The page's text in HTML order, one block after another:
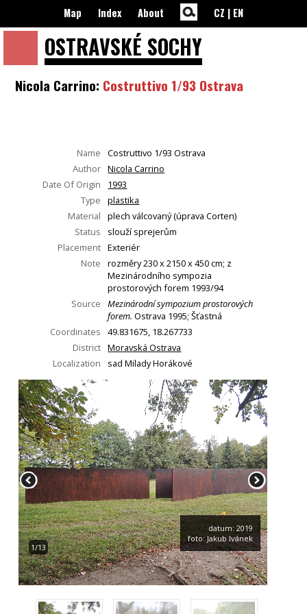
OSTRAVSKÉ SOCHY
Map Index About CZ | EN
Nicola Carrino: Costruttivo 1/93 Ostrava
Name
Costruttivo 1/93 Ostrava
Author Nicola Carrino
Date Of Origin
1993
Type
plastika
Material
plech válcovaný (úprava Corten)
Status
slouží sprejerům
Placement Exteriér
Note
rozměry 230 x 2150 x 450 cm; z
Mezinárodního sympozia
prostorových forem 1993/94
Source
Mezinárodní sympozium prostorových
forem. Ostrava 1995; Šťastná
Coordinates
49.831675, 18.267733
District Moravská Ostrava
Localization
sad Milady Horákové
1/13
datum: 2019
foto: Jakub Ivánek